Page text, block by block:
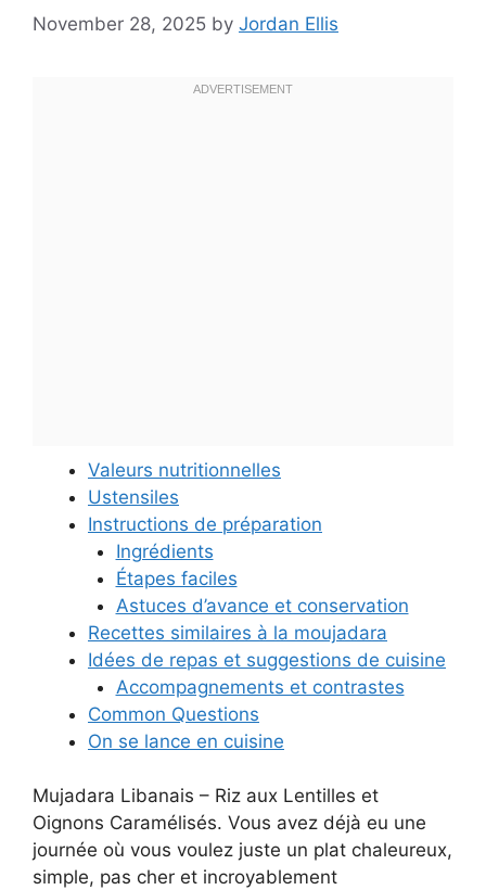
November 28, 2025 by Jordan Ellis
Valeurs nutritionnelles
Ustensiles
Instructions de préparation
Ingrédients
Étapes faciles
Astuces d’avance et conservation
Recettes similaires à la moujadara
Idées de repas et suggestions de cuisine
Accompagnements et contrastes
Common Questions
On se lance en cuisine
Mujadara Libanais – Riz aux Lentilles et
Oignons Caramélisés. Vous avez déjà eu une
journée où vous voulez juste un plat chaleureux,
simple, pas cher et incroyablement